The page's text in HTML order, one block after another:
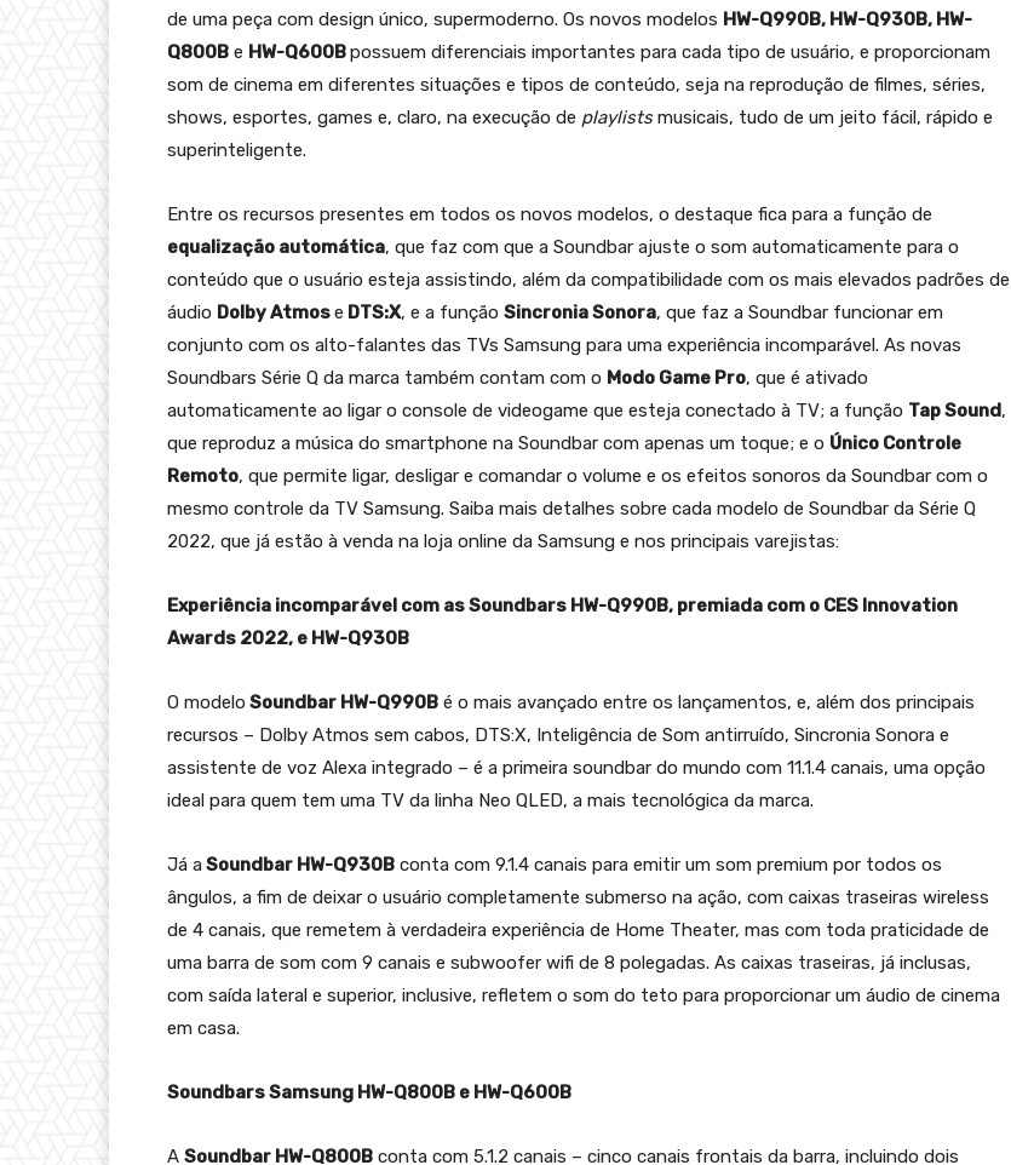
de uma peça com design único, supermoderno. Os novos modelos HW-Q990B, HW-Q930B, HW-
Q800B e HW-Q600Bpossuem diferenciais importantes para cada tipo de usuário, e proporcionam
som de cinema em diferentes situações e tipos de conteúdo, seja na reprodução de filmes, séries,
shows, esportes, games e, claro, na execução de playlistsmusicais, tudo de um jeito fácil, rápido e
superinteligente.
Entre os recursos presentes em todos os novos modelos, o destaque fica para a função de
equalização automática, que faz com que a Soundbar ajuste o som automaticamente para o
conteúdo que o usuário esteja assistindo, além da compatibilidade com os mais elevados padrões de
áudio Dolby Atmose DTS:X, e a função Sincronia Sonora, que faz a Soundbar funcionar em
conjunto com os alto-falantes das TVs Samsung para uma experiência incomparável. As novas
Soundbars Série Q da marca também contam com o Modo Game Pro, que é ativado
automaticamente ao ligar o console de videogame que esteja conectado à TV; a função Tap Sound,
que reproduz a música do smartphone na Soundbar com apenas um toque; e o Único Controle
Remoto, que permite ligar, desligar e comandar o volume e os efeitos sonoros da Soundbar com o
mesmo controle da TV Samsung. Saiba mais detalhes sobre cada modelo de Soundbar da Série Q
2022, que já estão à venda na loja online da Samsung e nos principais varejistas:
Experiência incomparável com as Soundbars HW-Q990B, premiada com o CES Innovation
Awards 2022, e HW-Q930B
O modelo Soundbar HW-Q990B é o mais avançado entre os lançamentos, e, além dos principais
recursos – Dolby Atmos sem cabos, DTS:X, Inteligência de Som antirruído, Sincronia Sonora e
assistente de voz Alexa integrado – é a primeira soundbar do mundo com 11.1.4 canais, uma opção
ideal para quem tem uma TV da linha Neo QLED, a mais tecnológica da marca.
Já aSoundbar HW-Q930B conta com 9.1.4 canais para emitir um som premium por todos os
ângulos, a fim de deixar o usuário completamente submerso na ação, com caixas traseiras wireless
de 4 canais, que remetem à verdadeira experiência de Home Theater, mas com toda praticidade de
uma barra de som com 9 canais e subwoofer wifi de 8 polegadas. As caixas traseiras, já inclusas,
com saída lateral e superior, inclusive, refletem o som do teto para proporcionar um áudio de cinema
em casa.
Soundbars Samsung HW-Q800B e HW-Q600B
A Soundbar HW-Q800B conta com 5.1.2 canais – cinco canais frontais da barra, incluindo dois